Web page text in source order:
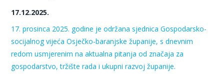
17.12.2025.
17. prosinca 2025. godine je održana sjednica Gospodarsko-
socijalnog vijeća Osječko-baranjske županije, s dnevnim
redom usmjerenim na aktualna pitanja od značaja za
gospodarstvo, tržište rada i ukupni razvoj županije.